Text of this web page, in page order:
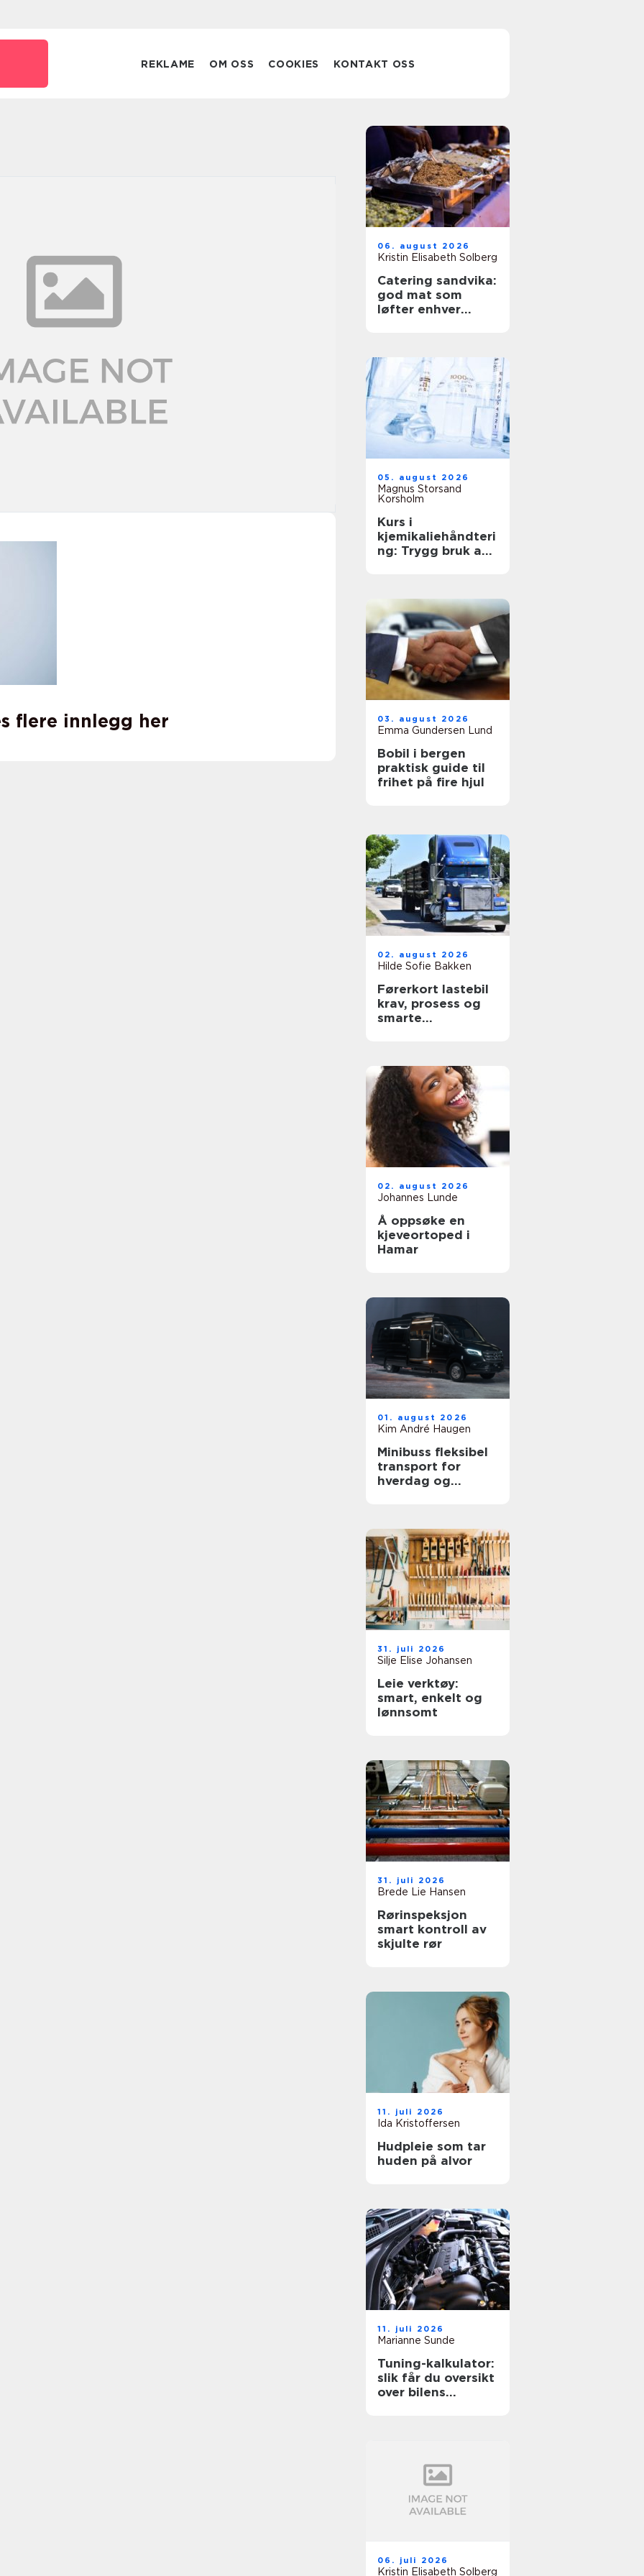
REKLAME OM OSS COOKIES KONTAKT OSS
flere innlegg her
06. august 2026
Kristin Elisabeth Solberg
Catering sandvika:
god mat som
løfter enhver
05. august 2026
Magnus Storsand
Korsholm
Kurs i
kjemikaliehåndteri
ng: Trygg bruk av
03. august 2026
Emma Gundersen Lund
Bobil i bergen
praktisk guide til
frihet på fire hjul
02. august 2026
Hilde Sofie Bakken
Førerkort lastebil
krav, prosess og
smarte
02. august 2026
Johannes Lunde
Å oppsøke en
kjeveortoped i
Hamar
01. august 2026
Kim André Haugen
Minibuss fleksibel
transport for
hverdag og
31. juli 2026
Silje Elise Johansen
Leie verktøy:
smart, enkelt og
lønnsomt
31. juli 2026
Brede Lie Hansen
Rørinspeksjon
smart kontroll av
skjulte rør
11. juli 2026
Ida Kristoffersen
Hudpleie som tar
huden på alvor
11. juli 2026
Marianne Sunde
Tuning-kalkulator:
slik får du oversikt
over bilens
06. juli 2026
Kristin Elisabeth Solberg